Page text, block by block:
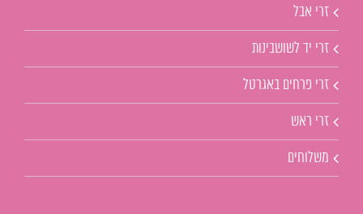
זרי אבל
זרי יד לשושבינות
זרי פרחים באגרטל
זרי ראש
משלוחים